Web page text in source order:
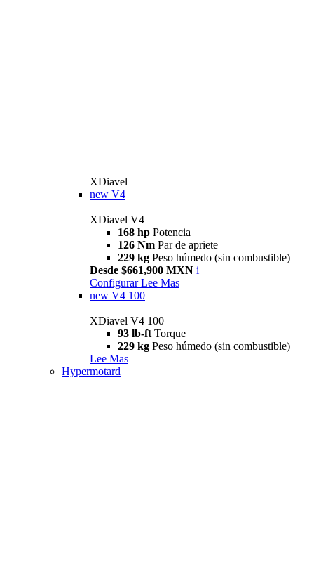
XDiavel
new V4
XDiavel V4
168 hp Potencia
126 Nm Par de apriete
229 kg Peso húmedo (sin combustible)
Desde $661,900 MXN i
Configurar Lee Mas
new V4 100
XDiavel V4 100
93 lb-ft Torque
229 kg Peso húmedo (sin combustible)
Lee Mas
Hypermotard